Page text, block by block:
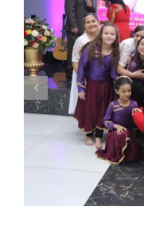
Missionária
em culto de